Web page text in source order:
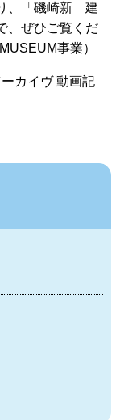
、「磯崎新 建
、ぜひご覧くだ
事業）
カイヴ 動画記